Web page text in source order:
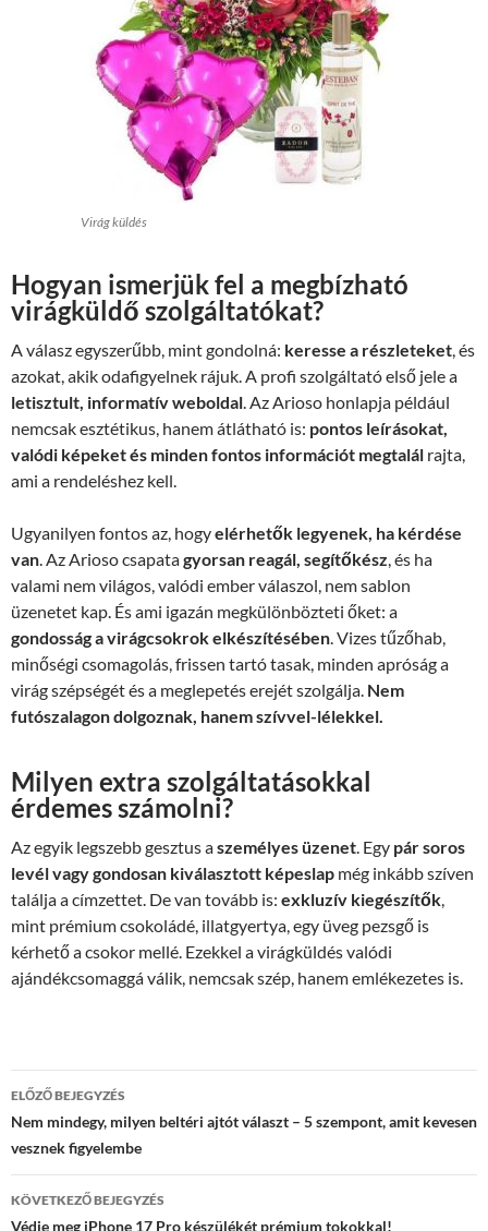
Virág küldés
Hogyan ismerjük fel a megbízható
virágküldő szolgáltatókat?
A válasz egyszerűbb, mint gondolná: keresse a részleteket, és
azokat, akik odafigyelnek rájuk. A profi szolgáltató első jele a
letisztult, informatív weboldal. Az Arioso honlapja például
nemcsak esztétikus, hanem átlátható is: pontos leírásokat,
valódi képeket és minden fontos információt megtalál rajta,
ami a rendeléshez kell.
Ugyanilyen fontos az, hogyelérhetők legyenek, ha kérdése
van. Az Arioso csapatagyorsan reagál, segítőkész, és ha
valami nem világos, valódi ember válaszol, nem sablon
üzenetet kap. És ami igazán megkülönbözteti őket: a
gondosság a virágcsokrok elkészítésében. Vizes tűzőhab,
minőségi csomagolás, frissen tartó tasak, minden apróság a
virág szépségét és a meglepetés erejét szolgálja. Nem
futószalagon dolgoznak, hanem szívvel-lélekkel.
Milyen extra szolgáltatásokkal
érdemes számolni?
Az egyik legszebb gesztus aszemélyes üzenet. Egy pár soros
levél vagy gondosan kiválasztott képeslap még inkább szíven
találja a címzettet. De van tovább is: exkluzív kiegészítők,
mint prémium csokoládé, illatgyertya, egy üveg pezsgő is
kérhető a csokor mellé. Ezekkel a virágküldés valódi
ajándékcsomaggá válik, nemcsak szép, hanem emlékezetes is.
Bejegyzés
navigáció
ELŐZŐ BEJEGYZÉS
Nem mindegy, milyen beltéri ajtót választ – 5 szempont, amit kevesen
vesznek figyelembe
KÖVETKEZŐ BEJEGYZÉS
Védje meg iPhone 17 Pro készülékét prémium tokokkal!